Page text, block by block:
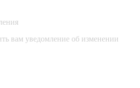
вам уведомление об изменении